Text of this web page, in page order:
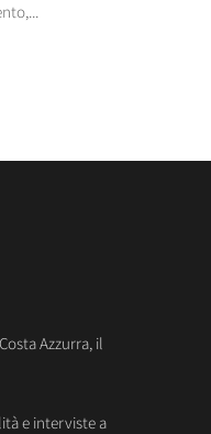
Azzurra, il
e interviste a